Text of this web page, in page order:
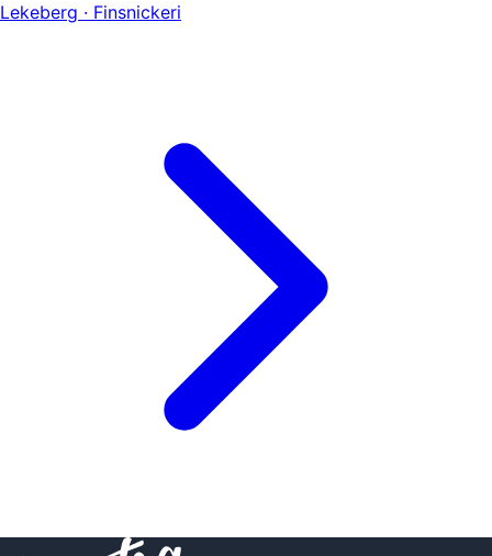
Lekeberg · Finsnickeri